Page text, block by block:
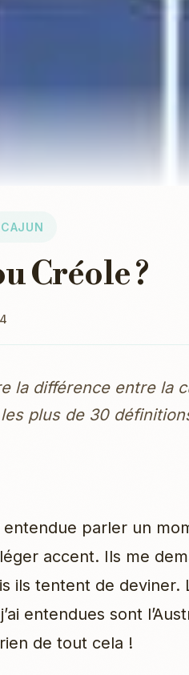
Créole ?
la différence entre la
plus de 30
entendue parler un
accent. Ils me
ils tentent de deviner.
entendues sont
de tout cela !